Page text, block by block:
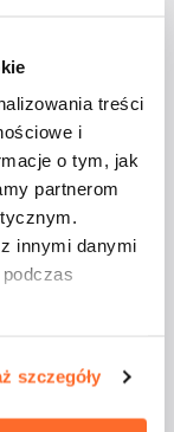
treści
i
o tym, jak
partnerom
innymi danymi
szczegóły
kodu: